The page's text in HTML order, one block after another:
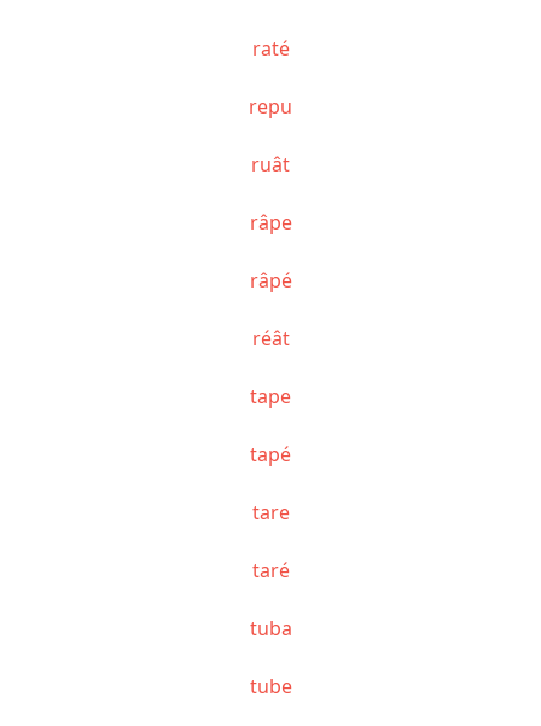
raté
repu
ruât
râpe
râpé
réât
tape
tapé
tare
taré
tuba
tube